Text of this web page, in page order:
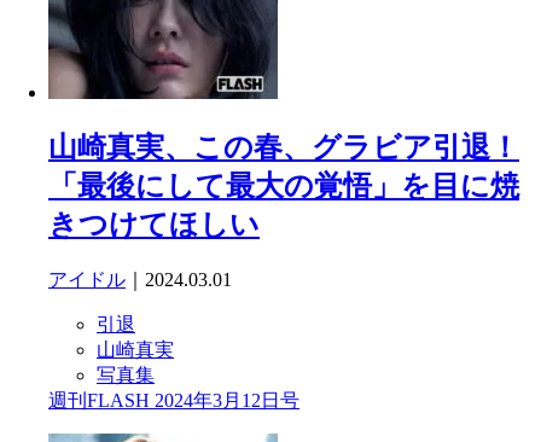
山崎真実、この春、グラビア引退！
「最後にして最大の覚悟」を目に焼
きつけてほしい
アイドル ｜2024.03.01
引退
山崎真実
写真集
週刊FLASH 2024年3月12日号